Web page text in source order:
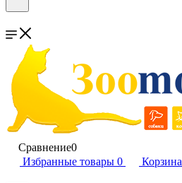
Сравнение0
Избранные товары 0 Корзина